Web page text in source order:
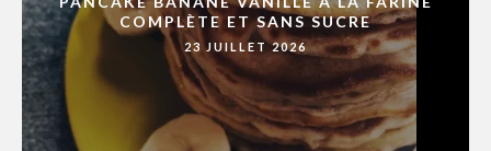
COMPLÈTE ET SANS SUCRE
23 JUILLET 2026